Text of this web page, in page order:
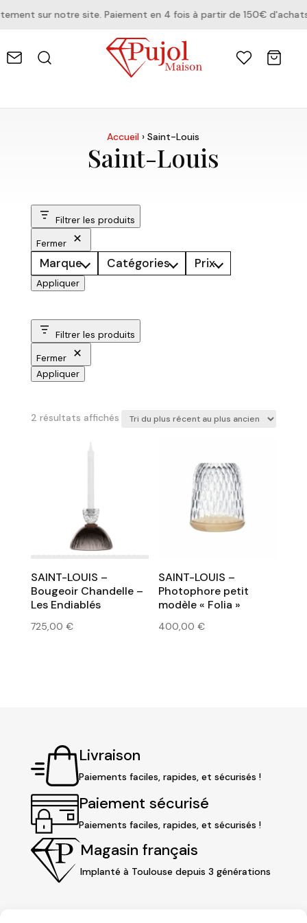
sur notre site. Paiement en 4 fois à partir de 150€
Accueil ›Saint-Louis
Saint-Louis
Filtrer les produits
Fermer
Marque Catégories Prix
Appliquer
Filtrer les produits
Fermer
Appliquer
2 résultats affichésTrié
SAINT-LOUIS –
Bougeoir Chandelle –
Les Endiablés
725,00 €
SAINT-LOUIS –
Photophore petit
modèle « Folia »
400,00€
Livraison
Paiements faciles, rapides, et sécurisés !
Paiement sécurisé
Paiements faciles, rapides, et sécurisés !
Magasin français
Implanté à Toulouse depuis 3 générations